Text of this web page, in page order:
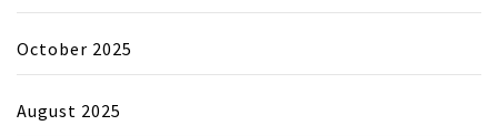
October 2025
August 2025